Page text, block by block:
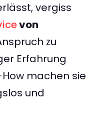
vergiss
von
zu
Erfahrung
machen sie
und